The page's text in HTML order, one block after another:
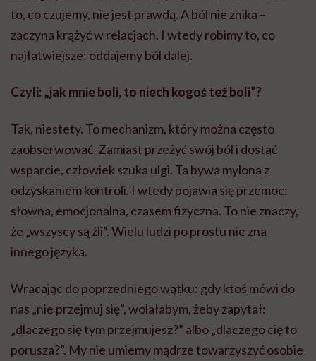
to, co czujemy, nie jest prawdą. A ból nie znika –
zaczyna krążyć w relacjach. I wtedy robimy to, co
najłatwiejsze: oddajemy ból dalej.
Czyli: „jak mnie boli, to niech kogoś też boli”?
Tak, niestety. To mechanizm, który można często
zaobserwować. Zamiast przeżyć swój ból i dostać
wsparcie, człowiek szuka ulgi. Ta bywa mylona z
odzyskaniem kontroli. I wtedy pojawia się przemoc:
słowna, emocjonalna, czasem fizyczna. To nie znaczy,
że „wszyscy są źli”. Wielu ludzi po prostu nie zna
innego języka.
Wracając do poprzedniego wątku: gdy ktoś mówi do
nas „nie przejmuj się”, wolałabym, żeby zapytał:
„dlaczego się tym przejmujesz?” albo „dlaczego cię to
porusza?”. My nie umiemy mądrze towarzyszyć osobie